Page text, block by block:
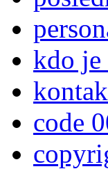
kdo je
code